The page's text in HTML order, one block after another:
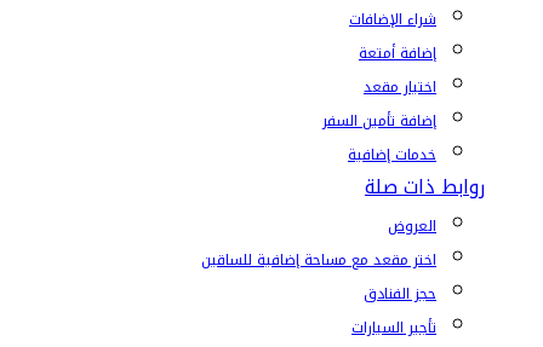
شراء الإضافات
إضافة أمتعة
اختيار مقعد
إضافة تأمين السفر
خدمات إضافية
روابط ذات صلة
العروض
اختر مقعد مع مساحة إضافية للساقين
حجز الفنادق
تأجير السيارات